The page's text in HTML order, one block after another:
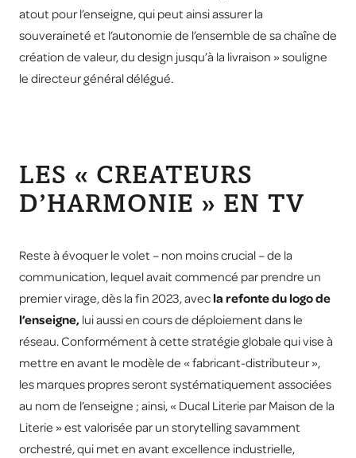
atout pour l’enseigne, qui peut ainsi assurer la
souveraineté et l’autonomie de l’ensemble de sa chaîne de
création de valeur, du design jusqu’à la livraison » souligne
le directeur général délégué.
LES « CREATEURS
D’HARMONIE » EN TV
Reste à évoquer le volet – non moins crucial – de la
communication, lequel avait commencé par prendre un
premier virage, dès la fin 2023, avec la refonte du logo de
l’enseigne, lui aussi en cours de déploiement dans le
réseau. Conformément à cette stratégie globale qui vise à
mettre en avant le modèle de « fabricant-distributeur »,
les marques propres seront systématiquement associées
au nom de l’enseigne ; ainsi, « Ducal Literie par Maison de la
Literie » est valorisée par un storytelling savamment
orchestré, qui met en avant excellence industrielle,